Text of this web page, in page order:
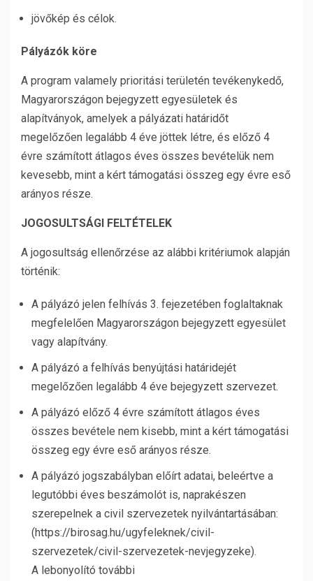
jövőkép és célok.
Pályázók köre
A program valamely prioritási területén tevékenykedő,
Magyarországon bejegyzett egyesületek és
alapítványok, amelyek a pályázati határidőt
megelőzően legalább 4 éve jöttek létre, és előző 4
évre számított átlagos éves összes bevételük nem
kevesebb, mint a kért támogatási összeg egy évre eső
arányos része.
JOGOSULTSÁGI FELTÉTELEK
A jogosultság ellenőrzése az alábbi kritériumok alapján
történik:
A pályázó jelen felhívás 3. fejezetében foglaltaknak
megfelelően Magyarországon bejegyzett egyesület
vagy alapítvány.
A pályázó a felhívás benyújtási határidejét
megelőzően legalább 4 éve bejegyzett szervezet.
A pályázó előző 4 évre számított átlagos éves
összes bevétele nem kisebb, mint a kért támogatási
összeg egy évre eső arányos része.
A pályázó jogszabályban előírt adatai, beleértve a
legutóbbi éves beszámolót is, naprakészen
szerepelnek a civil szervezetek nyilvántartásában:
(https://birosag.hu/ugyfeleknek/civil-
szervezetek/civil-szervezetek-nevjegyzeke).
A lebonyolító további